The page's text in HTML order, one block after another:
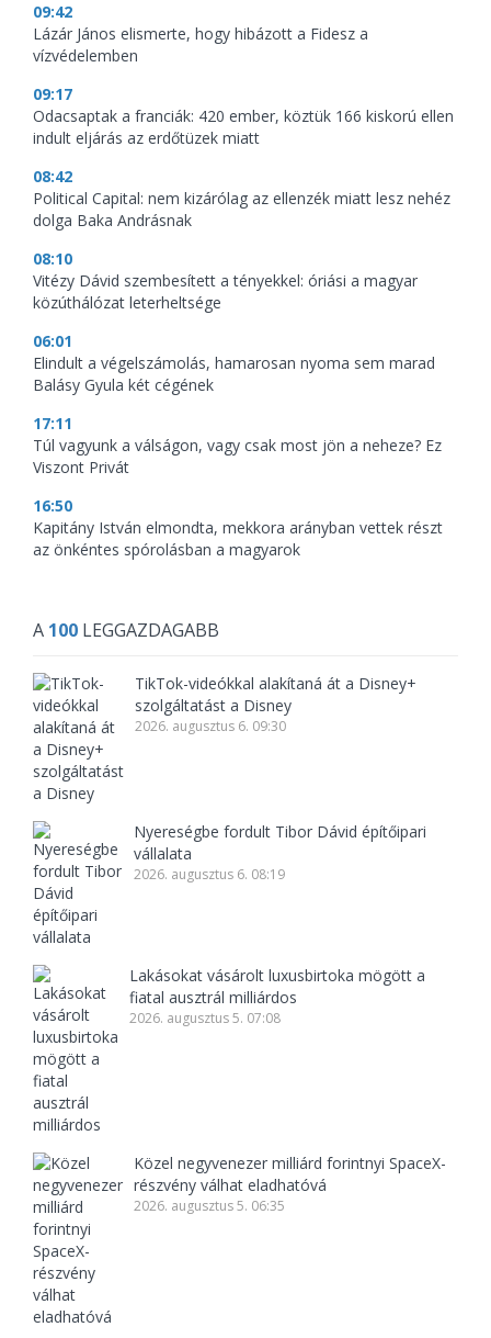
09:42
Lázár János elismerte, hogy hibázott a Fidesz a
vízvédelemben
09:17
Odacsaptak a franciák: 420 ember, köztük 166 kiskorú ellen
indult eljárás az erdőtüzek miatt
08:42
Political Capital: nem kizárólag az ellenzék miatt lesz nehéz
dolga Baka Andrásnak
08:10
Vitézy Dávid szembesített a tényekkel: óriási a magyar
közúthálózat leterheltsége
06:01
Elindult a végelszámolás, hamarosan nyoma sem marad
Balásy Gyula két cégének
17:11
Túl vagyunk a válságon, vagy csak most jön a neheze? Ez
Viszont Privát
16:50
Kapitány István elmondta, mekkora arányban vettek részt
az önkéntes spórolásban a magyarok
A 100 LEGGAZDAGABB
TikTok-videókkal alakítaná át a Disney+
szolgáltatást a Disney
2026. augusztus 6. 09:30
Nyereségbe fordult Tibor Dávid építőipari
vállalata
2026. augusztus 6. 08:19
Lakásokat vásárolt luxusbirtoka mögött a
fiatal ausztrál milliárdos
2026. augusztus 5. 07:08
Közel negyvenezer milliárd forintnyi SpaceX-
részvény válhat eladhatóvá
2026. augusztus 5. 06:35